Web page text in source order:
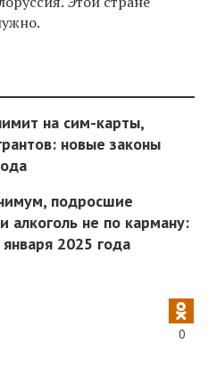
на сим-карты,
новые законы
подросшие
не по карману:
2025 года
0